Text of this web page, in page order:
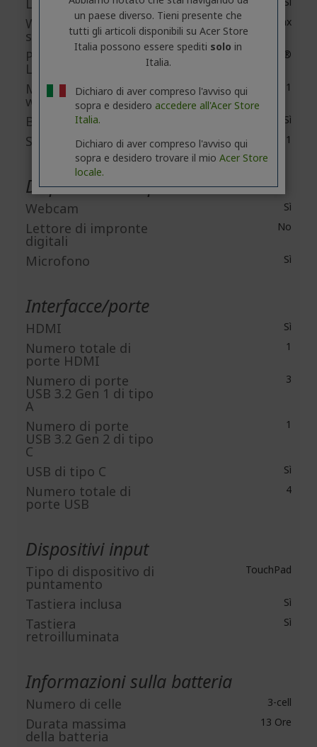
LAN wireless
Wireless LAN
standard
IEEE 802.11 a/b/g/n/ac/ax
Produttore della
LAN wireless
Intel®
Modello della LAN
wireless
Wireless Wi-Fi 6 AX201
Bluetooth Sì
Standard Bluetooth Bluetooth 5.1
Dispositivi incorporati
Webcam Sì
Lettore di impronte
digitali
No
Microfono Sì
Interfacce/porte
HDMI Sì
Numero totale di
porte HDMI
1
Numero di porte
USB 3.2 Gen 1 di tipo
A
3
Numero di porte
USB 3.2 Gen 2 di tipo
C
1
USB di tipo C Sì
Numero totale di
porte USB
4
Dispositivi input
Tipo di dispositivo di
puntamento
TouchPad
Tastiera inclusa Sì
Tastiera
retroilluminata
Sì
Informazioni sulla batteria
Numero di celle 3-cell
Durata massima
della batteria
13 Ore
un paese diverso. Tieni presente che
tutti gli articoli disponibili su Acer Store
Italia possono essere spediti solo in
Italia.
Dichiaro di aver compreso l'avviso qui
sopra e desidero accedere all'Acer Store
Italia.
Dichiaro di aver compreso l'avviso qui
sopra e desidero trovare il mio Acer Store
locale.